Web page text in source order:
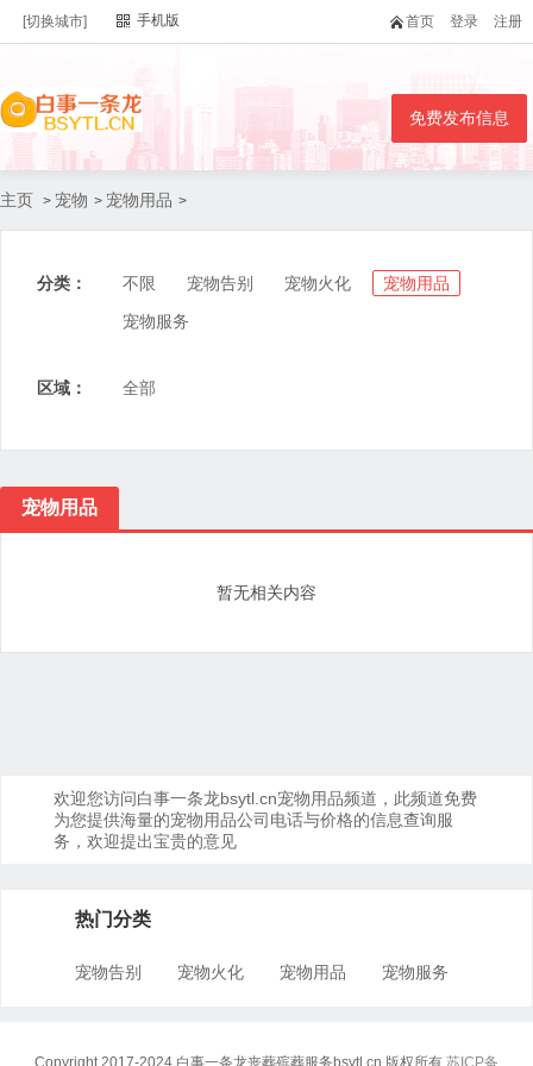
[切换城市] 手机版 首页 登录 注册
免费发布信息
主页 > 宠物 > 宠物用品 >
分类： 不限 宠物告别 宠物火化
宠物用品
宠物服务
区域： 全部
宠物用品
暂无相关内容
欢迎您访问白事一条龙bsytl.cn宠物用品频道，此频道免费
为您提供海量的宠物用品公司电话与价格的信息查询服
务，欢迎提出宝贵的意见
热门分类
宠物告别 宠物火化 宠物用品 宠物服务
Copyright 2017-2024 白事一条龙丧葬殡葬服务bsytl.cn 版权所有 苏ICP备